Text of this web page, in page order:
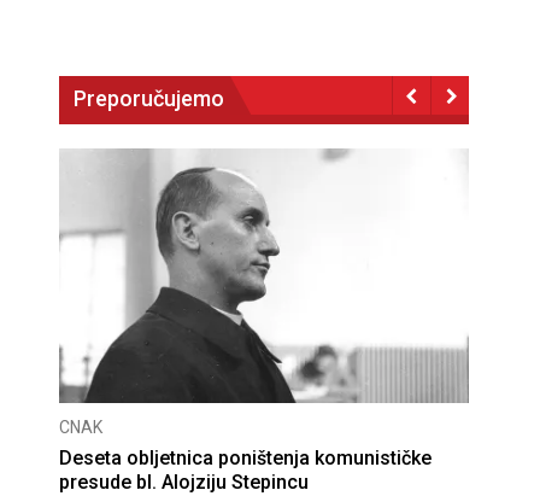
Preporučujemo
CNAK
Deseta obljetnica poništenja komunističke
presude bl. Alojziju Stepincu